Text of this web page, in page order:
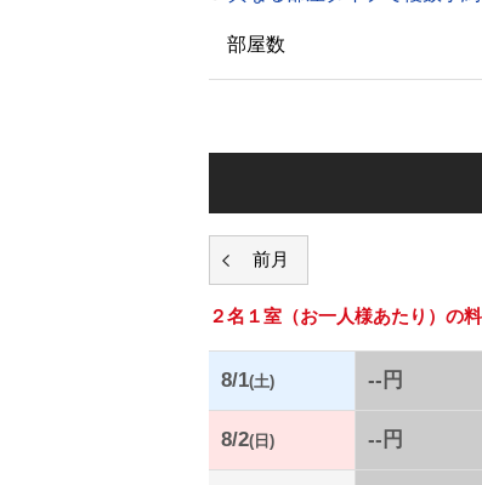
部屋数
２名１室 （お一人様あたり）の
8/1(土) --円
8/2(日) --円